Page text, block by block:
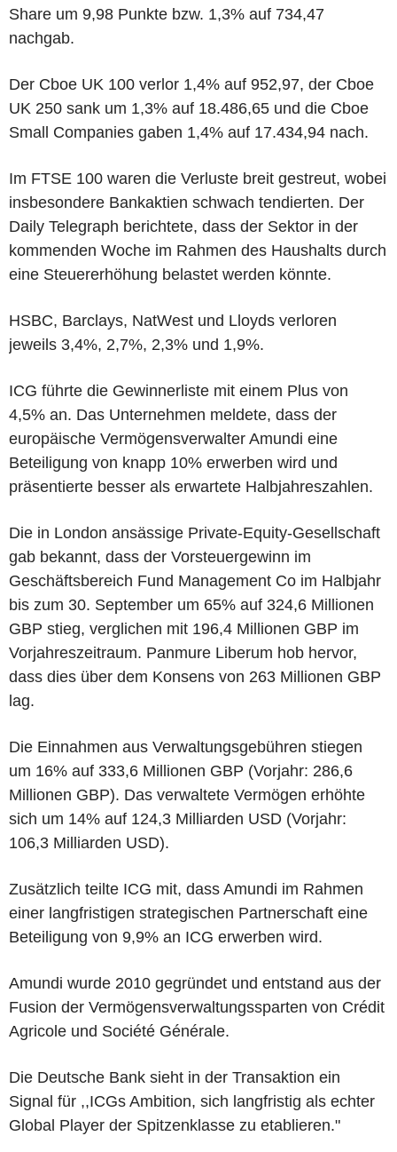
Share um 9,98 Punkte bzw. 1,3% auf 734,47
nachgab.
Der Cboe UK 100 verlor 1,4% auf 952,97, der Cboe
UK 250 sank um 1,3% auf 18.486,65 und die Cboe
Small Companies gaben 1,4% auf 17.434,94 nach.
Im FTSE 100 waren die Verluste breit gestreut, wobei
insbesondere Bankaktien schwach tendierten. Der
Daily Telegraph berichtete, dass der Sektor in der
kommenden Woche im Rahmen des Haushalts durch
eine Steuererhöhung belastet werden könnte.
HSBC, Barclays, NatWest und Lloyds verloren
jeweils 3,4%, 2,7%, 2,3% und 1,9%.
ICG führte die Gewinnerliste mit einem Plus von
4,5% an. Das Unternehmen meldete, dass der
europäische Vermögensverwalter Amundi eine
Beteiligung von knapp 10% erwerben wird und
präsentierte besser als erwartete Halbjahreszahlen.
Die in London ansässige Private-Equity-Gesellschaft
gab bekannt, dass der Vorsteuergewinn im
Geschäftsbereich Fund Management Co im Halbjahr
bis zum 30. September um 65% auf 324,6 Millionen
GBP stieg, verglichen mit 196,4 Millionen GBP im
Vorjahreszeitraum. Panmure Liberum hob hervor,
dass dies über dem Konsens von 263 Millionen GBP
lag.
Die Einnahmen aus Verwaltungsgebühren stiegen
um 16% auf 333,6 Millionen GBP (Vorjahr: 286,6
Millionen GBP). Das verwaltete Vermögen erhöhte
sich um 14% auf 124,3 Milliarden USD (Vorjahr:
106,3 Milliarden USD).
Zusätzlich teilte ICG mit, dass Amundi im Rahmen
einer langfristigen strategischen Partnerschaft eine
Beteiligung von 9,9% an ICG erwerben wird.
Amundi wurde 2010 gegründet und entstand aus der
Fusion der Vermögensverwaltungssparten von Crédit
Agricole und Société Générale.
Die Deutsche Bank sieht in der Transaktion ein
Signal für ,,ICGs Ambition, sich langfristig als echter
Global Player der Spitzenklasse zu etablieren."